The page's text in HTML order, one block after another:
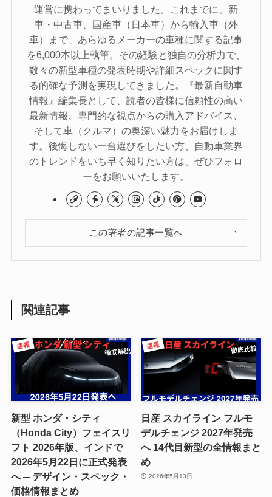
運営に携わってまいりました。これまでに、新
車・中古車、国産車（日本車）から輸入車（外
車）まで、あらゆるメーカーの車種に関する記事
を6,000本以上執筆。その経験と独自の分析力で、
数々の新型車種の発表時期や詳細スペックに関す
る的確な予測を実現してきました。『最新自動車
情報』編集長として、読者の皆様に信頼性の高い
最新情報、専門的な視点からの購入アドバイス、
そして車（クルマ）の奥深い魅力をお届けしま
す。後悔しない一台選びをしたい方、自動車業界
のトレンドをいち早く知りたい方は、ぜひフォロ
ーをお願いいたします。
この著者の記事一覧へ
関連記事
新型 ホンダ・シティ
（Honda City）フェイスリ
フト 2026年版、インドで
2026年5月22日に正式発表
へ ─ デザイン・スペック・
価格情報まとめ
日産 スカイライン フルモ
デルチェンジ 2027年発売
へ 14代目新型の全情報まと
め
2026年5月13日